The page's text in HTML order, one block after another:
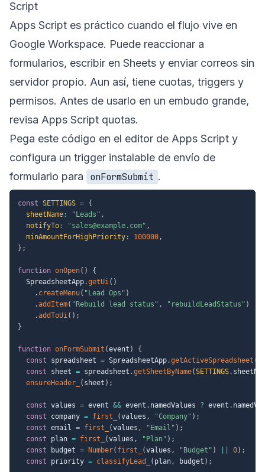
Script
Apps Script es práctico cuando el flujo vive en
Google Workspace. Puede reaccionar a
formularios, escribir en Sheets y enviar correos sin
servidor propio. Aun así, tiene cuotas, triggers y
permisos. Antes de usarlo en un embudo grande,
revisa Apps Script quotas.
Pega este código en el editor de Apps Script y
configura un trigger instalable de envío de
formulario para
onFormSubmit .
const SETTINGS = {
sheetName : "Leads" ,
notifyTo : "sales@example.com" ,
minAmountForHighPriority : 100000,
} ;
function onOpen( )
{
  SpreadsheetApp
.getUi( )
. createMenu( "Lead Ops" )
.addItem( "Rebuild lead status" , "rebuildLeadStatus" )
.addToUi( ) ;
}
function onFormSubmit (event )
{
const spreadsheet = SpreadsheetApp.getActiveSpreadsheet (
const sheet = spreadsheet .getSheetByName(SETTINGS.
ensureHeader_
( sheet ) ;
const values = event && event . namedValues ? event .
const company = first_ (values , "Company" ) ;
const email = first_ (values , "Email" ) ;
const plan = first_ (values , "Plan" ) ;
const budget = Number( first_ (values , "Budget" ) 0) ;
const priority = classifyLead_ ( plan, budget ) ;